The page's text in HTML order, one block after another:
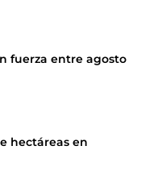
fuerza entre agosto
hectáreas en